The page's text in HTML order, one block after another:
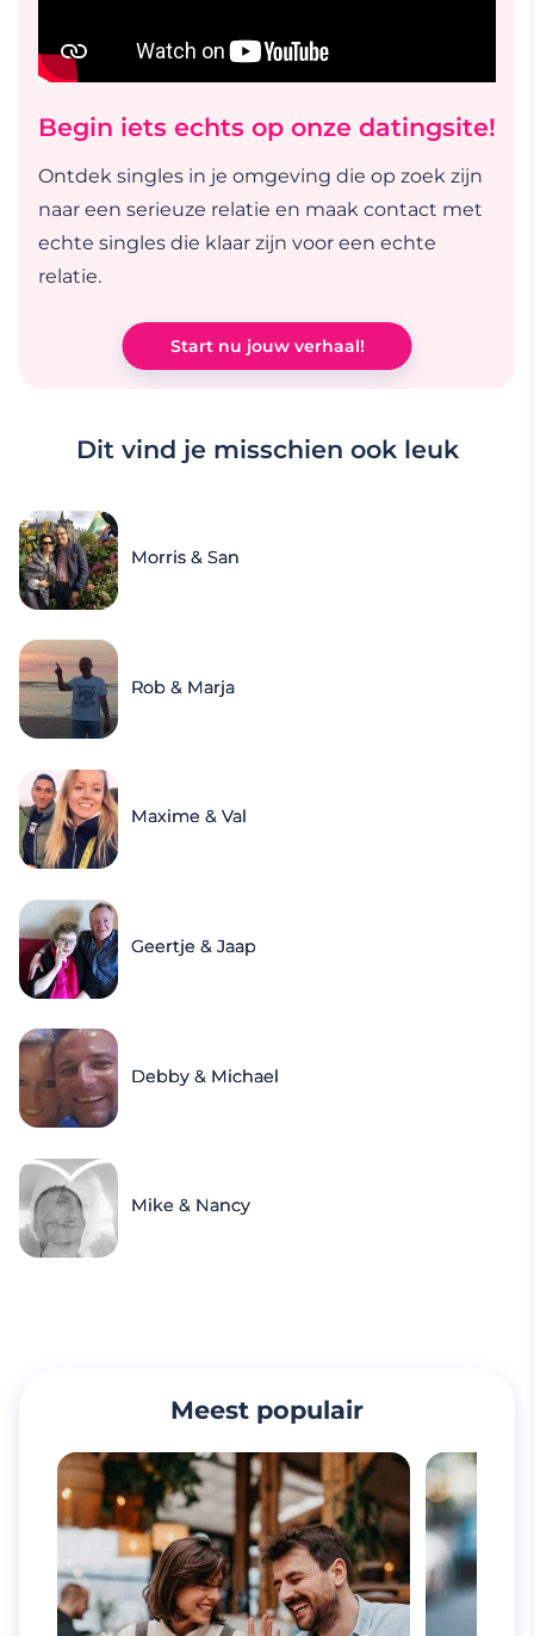
Begin iets echts op onze datingsite!
Ontdek singles in je omgeving die op zoek zijn
naar een serieuze relatie en maak contact met
echte singles die klaar zijn voor een echte
relatie.
Start nu jouw verhaal!
Dit vind je misschien ook leuk
Morris & San
Rob & Marja
Maxime & Val
Geertje & Jaap
Debby & Michael
Mike & Nancy
Meest populair